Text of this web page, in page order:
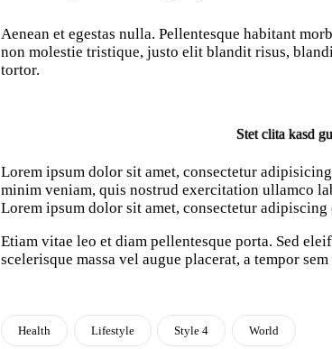
Aenean et egestas nulla. Pellentesque habitant
non molestie tristique, justo elit blandit risus,
tortor.
Stet clita kasd
Lorem ipsum dolor sit amet, consectetur
minim veniam, quis nostrud exercitation ullamco
Lorem ipsum dolor sit amet, consectetur adipiscing
Etiam vitae leo et diam pellentesque porta. Sed
scelerisque massa vel augue placerat, a tempor
Health Lifestyle Style 4 World